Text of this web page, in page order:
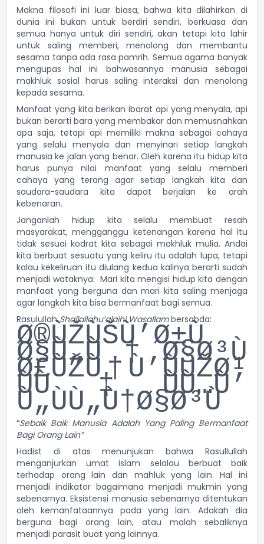
Makna filosofi ini luar biasa, bahwa kita dilahirkan di
dunia ini bukan untuk berdiri sendiri, berkuasa dan
semua hanya untuk diri sendiri, akan tetapi kita lahir
untuk saling memberi, menolong dan membantu
sesama tanpa ada rasa pamrih. Semua agama banyak
mengupas hal ini bahwasannya manusia sebagai
makhluk sosial harus saling interaksi dan menolong
kepada sesama.
Manfaat yang kita berikan ibarat api yang menyala, api
bukan berarti bara yang membakar dan memusnahkan
apa saja, tetapi api memiliki makna sebagai cahaya
yang selalu menyala dan menyinari setiap langkah
manusia ke jalan yang benar. Oleh karena itu hidup kita
harus punya nilai manfaat yang selalu memberi
cahaya yang terang agar setiap langkah kita dan
saudara-saudara kita dapat berjalan ke arah
kebenaran.
Janganlah hidup kita selalu membuat resah
masyarakat, mengganggu ketenangan karena hal itu
tidak sesuai kodrat kita sebagai makhluk mulia. Andai
kita berbuat sesuatu yang keliru itu adalah lupa, tetapi
kalau kekeliruan itu diulang kedua kalinya berarti sudah
menjadi wataknya. Mari kita mengisi hidup kita dengan
manfaat yang berguna dan mari kita saling menjaga
agar langkah kita bisa bermanfaat bagi semua.
RasulullahShallallahu’alaihi Wasallambersabda:
Ø®ÙŽÙŠÙ’Ø±Ù
Ø§Ù„Ù†Ø§Ø³Ù
Ø£ÙŽÙ†Ù’ÙÙŽØ¹
ÙÙ‡ÙÙ…Ù’
Ù„ÙÙ„Ù†Ø§Ø³Ù
“Sebaik Baik Manusia Adalah Yang Paling Bermanfaat
Bagi Orang Lain”
Hadist di atas menunjukan bahwa Rasullullah
menganjurkan umat islam selalau berbuat baik
terhadap orang lain dan mahluk yang lain. Hal ini
menjadi indikator bagaimana menjadi mukmin yang
sebenarnya. Eksistensi manusia sebenarnya ditentukan
oleh kemanfataannya pada yang lain. Adakah dia
berguna bagi orang lain, atau malah sebaliknya
menjadi parasit buat yang lainnya.